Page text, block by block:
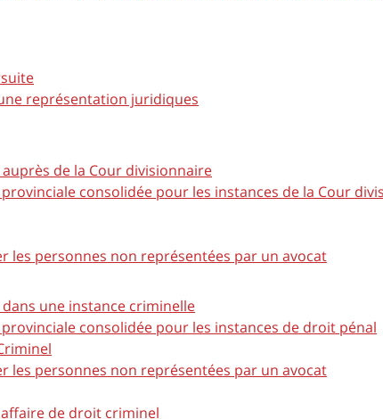
représentation juridiques
de la Cour divisionnaire
consolidée pour les instances de la Cour
les personnes non représentées par un avocat
une instance criminelle
consolidée pour les instances de droit pénal
les personnes non représentées par un avocat
affaire de droit criminel